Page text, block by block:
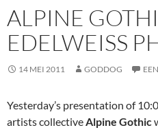
ALPINE
EDELWEISS
14 MEI 2011 GODDOG
Yesterday’s presentation of
artists collective Alpine Gothic